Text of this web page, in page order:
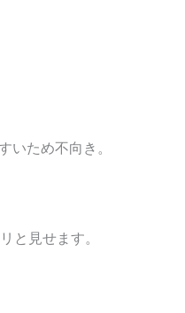
いため不向き。
と見せます。